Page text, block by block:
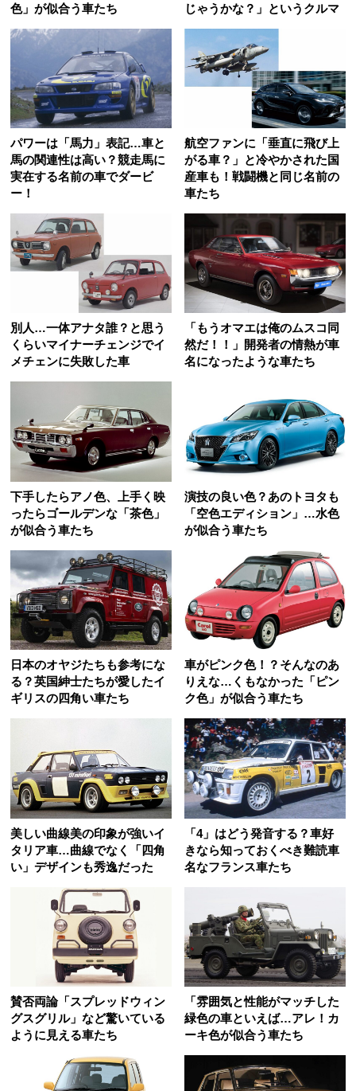
色」が似合う車たち
じゃうかな？」というクルマ
パワーは「馬力」表記…車と
馬の関連性は高い？競走馬に
実在する名前の車でダービ
ー！
航空ファンに「垂直に飛び上
がる車？」と冷やかされた国
産車も！戦闘機と同じ名前の
車たち
別人…一体アナタ誰？と思う
くらいマイナーチェンジでイ
メチェンに失敗した車
「もうオマエは俺のムスコ同
然だ！！」開発者の情熱が車
名になったような車たち
下手したらアノ色、上手く映
ったらゴールデンな「茶色」
が似合う車たち
演技の良い色？あのトヨタも
「空色エディション」…水色
が似合う車たち
日本のオヤジたちも参考にな
る？英国紳士たちが愛したイ
ギリスの四角い車たち
車がピンク色！？そんなのあ
りえな…くもなかった「ピン
ク色」が似合う車たち
美しい曲線美の印象が強いイ
タリア車…曲線でなく「四角
い」デザインも秀逸だった
「4」はどう発音する？車好
きなら知っておくべき難読車
名なフランス車たち
賛否両論「スプレッドウィン
グスグリル」など驚いている
ように見える車たち
「雰囲気と性能がマッチした
緑色の車といえば…アレ！カ
ーキ色が似合う車たち